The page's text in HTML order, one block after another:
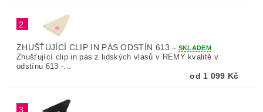
2.
ZHUŠŤUJÍCÍ CLIP IN PÁS ODSTÍN 613– SKLADEM
Zhušťující clip in pás z lidských vlasů v REMY kvalitě v
odstínu 613 -...
od 1 099 Kč
3.